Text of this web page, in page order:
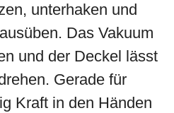
unterhaken und
Das Vakuum
und der Deckel lässt
Gerade für
Kraft in den Händen